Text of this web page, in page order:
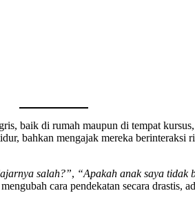
baik di rumah maupun di tempat
bahkan mengajak mereka berinteraksi
salah?”, “Apakah anak saya tidak
cara pendekatan secara drastis,